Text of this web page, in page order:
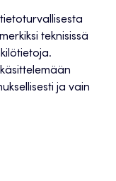
teknisissä
ja vain